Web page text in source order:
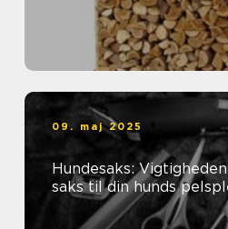
09. maj 2025
Hundesaks:
saks til din hunds